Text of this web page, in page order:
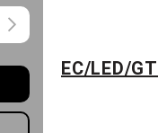
EC/LED/